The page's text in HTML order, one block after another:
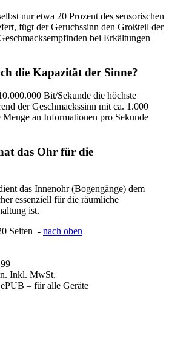
nur etwa 20 Prozent des sensorischen
fügt der Geruchssinn den Großteil der
bei Erkältungen
die Kapazität der Sinne?
Bit/Sekunde die höchste
der Geschmackssinn mit ca. 1.000
an Informationen pro Sekunde
das Ohr für die
das Innenohr (Bogengänge) dem
essenziell für die räumliche
ist.
Seiten - nach oben
Inkl. MwSt.
– für alle Geräte